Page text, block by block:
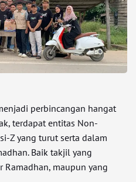
perbincangan hangat
terdapat entitas Non-
Z yang turut serta dalam
Baik takjil yang
maupun yang